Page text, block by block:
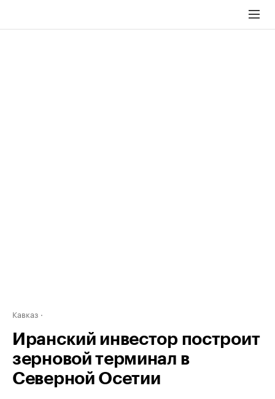
Кавказ
Иранский инвестор построит
зерновой терминал в
Северной Осетии